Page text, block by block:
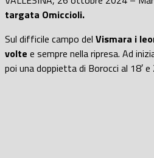
targata Omiccioli.
Sul difficile campo del Vismara i
volte e sempre nella ripresa. Ad
poi una doppietta di Borocci al 18′ e